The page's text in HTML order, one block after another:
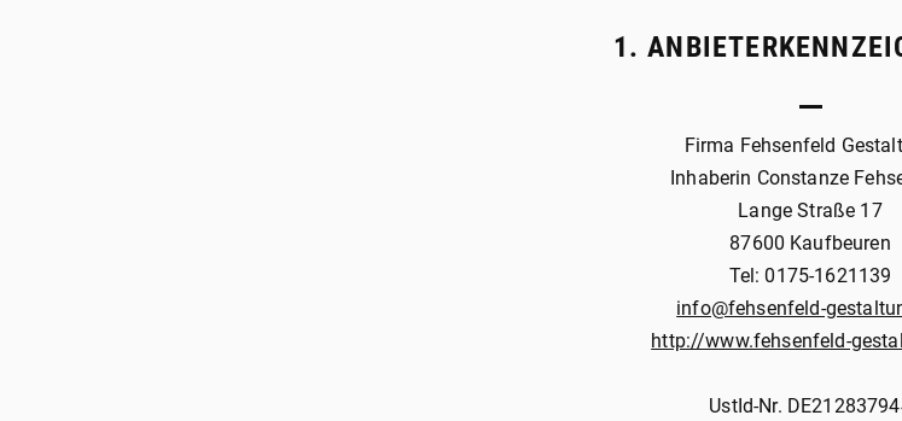
1.
Firma Fehsenfeld
Inhaberin Constanze
Lange Straße 17
87600 Kaufbeuren
Tel: 0175-1621139
info@fehsenfeld-
http://www.fehsenfeld-
UstId-Nr.